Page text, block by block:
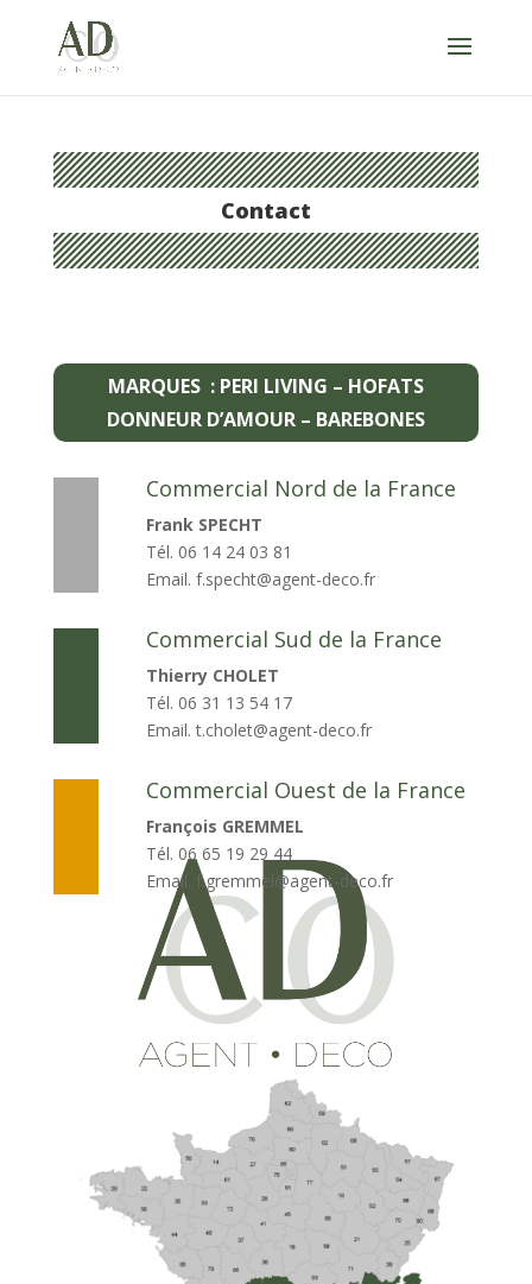
Contact
MARQUES : PERI LIVING – HOFATS
DONNEUR D’AMOUR – BAREBONES
Commercial Nord de la France
Frank SPECHT
Tél. 06 14 24 03 81
Email. f.specht@agent-deco.fr
Commercial Sud de la France
Thierry CHOLET
Tél. 06 31 13 54 17
Email. t.cholet@agent-deco.fr
Commercial Ouest de la France
François GREMMEL
Tél. 06 65 19 29 44
Email. f.gremmel@agent-deco.fr